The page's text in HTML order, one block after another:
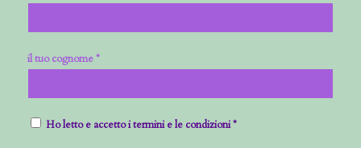
il tuo cognome *
Ho letto e accetto i termini e le condizioni *